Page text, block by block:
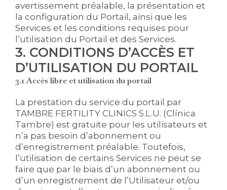
avertissement préalable, la présentation et
la configuration du Portail, ainsi que les
Services et les conditions requises pour
l’utilisation du Portail et des Services.
3. CONDITIONS D’ACCÈS ET
D’UTILISATION DU PORTAIL
3.1 Accès libre et utilisation du portail
La prestation du service du portail par
TAMBRE FERTILITY CLINICS S.L.U. (Clínica
Tambre) est gratuite pour les utilisateurs et
n’a pas besoin d’abonnement ou
d’enregistrement préalable. Toutefois,
l’utilisation de certains Services ne peut se
faire que par le biais d’un abonnement ou
d’un enregistrement de l’Utilisateur et/ou